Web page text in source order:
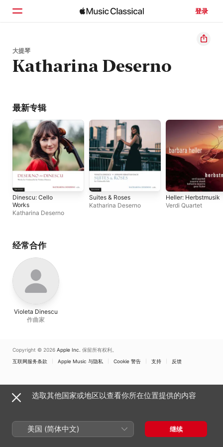
登录
浏览
大提琴
Katharina Deserno
最新专辑
Dinescu: Cello
Works
Katharina Deserno
Suites & Roses
Katharina Deserno
Heller: Herbstmusik
Verdi Quartet
经常合作
Violeta Dinescu
作曲家
Copyright © 2026 Apple Inc. 保留所有权利。
互联网服务条款
Apple Music 与隐私 Cookie 警告 支持 反馈
选取其他国家或地区以查看你所在位置提供的内容
美国 (简体中文) 继续